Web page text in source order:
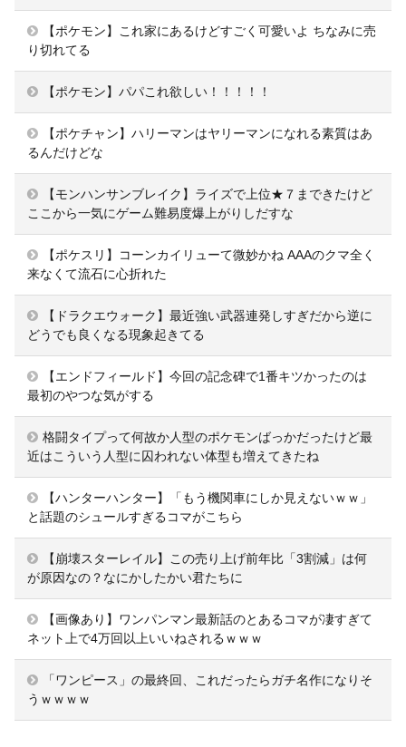
【ポケモン】これ家にあるけどすごく可愛いよ ちなみに売
り切れてる
【ポケモン】パパこれ欲しい！！！！！
【ポケチャン】ハリーマンはヤリーマンになれる素質はあ
るんだけどな
【モンハンサンブレイク】ライズで上位★７まできたけど
ここから一気にゲーム難易度爆上がりしだすな
【ポケスリ】コーンカイリューて微妙かね AAAのクマ全く
来なくて流石に心折れた
【ドラクエウォーク】最近強い武器連発しすぎだから逆に
どうでも良くなる現象起きてる
【エンドフィールド】今回の記念碑で1番キツかったのは
最初のやつな気がする
格闘タイプって何故か人型のポケモンばっかだったけど最
近はこういう人型に囚われない体型も増えてきたね
【ハンターハンター】「もう機関車にしか見えないｗｗ」
と話題のシュールすぎるコマがこちら
【崩壊スターレイル】この売り上げ前年比「3割減」は何
が原因なの？なにかしたかい君たちに
【画像あり】ワンパンマン最新話のとあるコマが凄すぎて
ネット上で4万回以上いいねされるｗｗｗ
「ワンピース」の最終回、これだったらガチ名作になりそ
うｗｗｗｗ